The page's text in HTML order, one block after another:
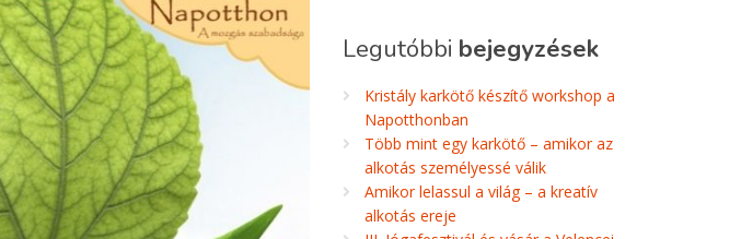
Legutóbbi bejegyzések
Kristály karkötő készítő workshop a
Napotthonban
Több mint egy karkötő – amikor az
alkotás személyessé válik
Amikor lelassul a világ – a kreatív
alkotás ereje